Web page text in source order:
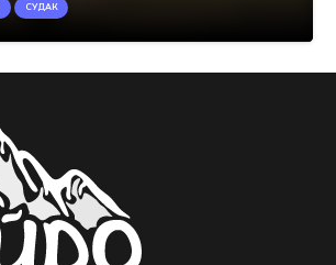
СУДАК